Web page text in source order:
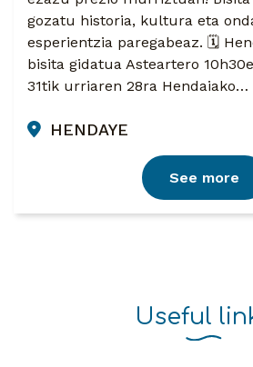
gozatu historia, kultura eta
esperientzia paregabeaz. 🗓
bisita gidatua Asteartero
31tik urriaren 28ra Hendaiako…
HENDAYE
See more
Useful